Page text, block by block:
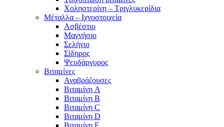
Χοληστερίνη – Τριγλυκερίδια
Μέταλλα – Ιχνοστοιχεία
Ασβέστιο
Μαγνήσιο
Σελήνιο
Σίδηρος
Ψευδάργυρος
Βιταμίνες
Αναβράζουσες
Βιταμίνη A
Βιταμίνη B
Βιταμίνη C
Βιταμίνη D